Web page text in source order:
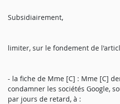
Subsidiairement,
limiter, sur le fondement de
- la fiche de Mme [C] : Mme [C]
condamner les sociétés Google,
par jours de retard, à :